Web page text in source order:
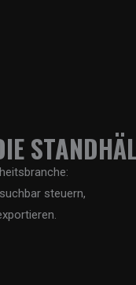
steuern,